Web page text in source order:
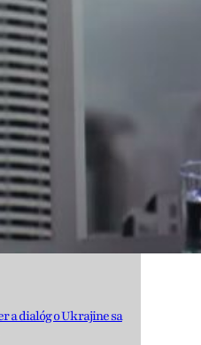
a dialóg o Ukrajine sa